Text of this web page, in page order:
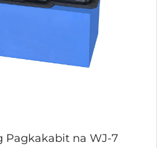
Pagkakabit na WJ-7